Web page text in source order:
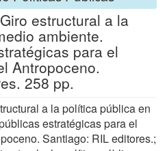
estructural a la
ambiente.
para el
Antropoceno.
258 pp.
a la política pública en
estratégicas para el
Santiago: RIL editores.;